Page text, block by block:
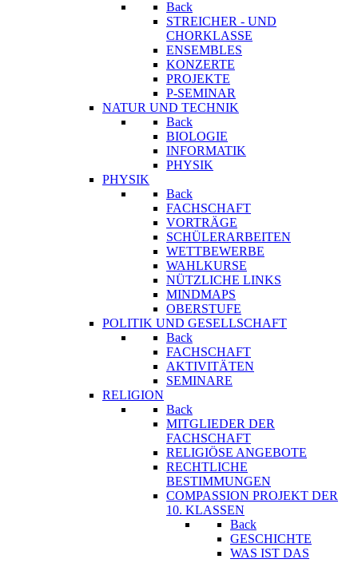
Back
STREICHER - UND
CHORKLASSE
ENSEMBLES
KONZERTE
PROJEKTE
P-SEMINAR
NATUR UND TECHNIK
Back
BIOLOGIE
INFORMATIK
PHYSIK
PHYSIK
Back
FACHSCHAFT
VORTRÄGE
SCHÜLERARBEITEN
WETTBEWERBE
WAHLKURSE
NÜTZLICHE LINKS
MINDMAPS
OBERSTUFE
POLITIK UND GESELLSCHAFT
Back
FACHSCHAFT
AKTIVITÄTEN
SEMINARE
RELIGION
Back
MITGLIEDER DER
FACHSCHAFT
RELIGIÖSE ANGEBOTE
RECHTLICHE
BESTIMMUNGEN
COMPASSION PROJEKT DER
10. KLASSEN
Back
GESCHICHTE
WAS IST DAS